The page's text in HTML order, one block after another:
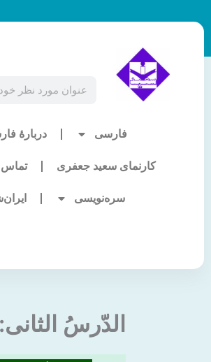
به
فارسی دربارۀ
کارنمای سعید جعفری تماس
سره‌نویسی
الدّرسُ